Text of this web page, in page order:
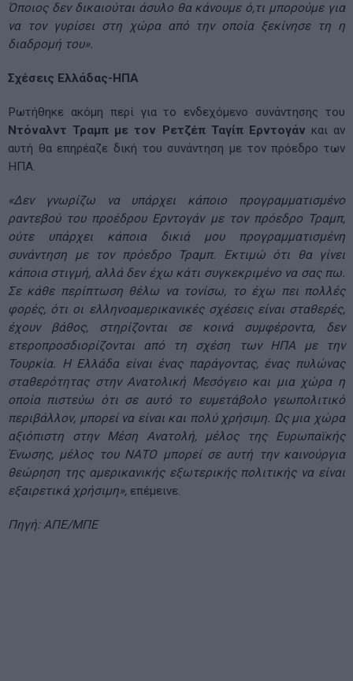
Όποιος δεν δικαιούται άσυλο θα κάνουμε ό,τι μπορούμε για
να τον γυρίσει στη χώρα από την οποία ξεκίνησε τη η
διαδρομή του».
Σχέσεις Ελλάδας-ΗΠΑ
Ρωτήθηκε ακόμη περί για το ενδεχόμενο συνάντησης του
Ντόναλντ Τραμπ με τον Ρετζέπ Ταγίπ Ερντογάν και αν
αυτή θα επηρέαζε δική του συνάντηση με τον πρόεδρο των
ΗΠΑ.
«Δεν γνωρίζω να υπάρχει κάποιο προγραμματισμένο
ραντεβού του προέδρου Ερντογάν με τον πρόεδρο Τραμπ,
ούτε υπάρχει κάποια δικιά μου προγραμματισμένη
συνάντηση με τον πρόεδρο Τραμπ. Εκτιμώ ότι θα γίνει
κάποια στιγμή, αλλά δεν έχω κάτι συγκεκριμένο να σας πω.
Σε κάθε περίπτωση θέλω να τονίσω, το έχω πει πολλές
φορές, ότι οι ελληνοαμερικανικές σχέσεις είναι σταθερές,
έχουν βάθος, στηρίζονται σε κοινά συμφέροντα, δεν
ετεροπροσδιορίζονται από τη σχέση των ΗΠΑ με την
Τουρκία. Η Ελλάδα είναι ένας παράγοντας, ένας πυλώνας
σταθερότητας στην Ανατολική Μεσόγειο και μια χώρα η
οποία πιστεύω ότι σε αυτό το ευμετάβολο γεωπολιτικό
περιβάλλον, μπορεί να είναι και πολύ χρήσιμη. Ως μια χώρα
αξιόπιστη στην Μέση Ανατολή, μέλος της Ευρωπαϊκής
Ένωσης, μέλος του ΝΑΤΟ μπορεί σε αυτή την καινούργια
θεώρηση της αμερικανικής εξωτερικής πολιτικής να είναι
εξαιρετικά χρήσιμη», επέμεινε.
Πηγή: ΑΠΕ/ΜΠΕ